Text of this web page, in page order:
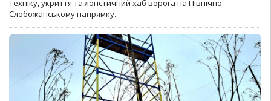
техніку, укриття та логістичний хаб ворога на Північно-
Слобожанському напрямку.